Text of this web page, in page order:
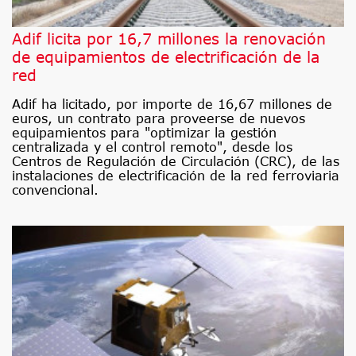
Adif licita por 16,7 millones la renovación
de equipamientos de electrificación de la
red
Adif ha licitado, por importe de 16,67 millones de
euros, un contrato para proveerse de nuevos
equipamientos para "optimizar la gestión
centralizada y el control remoto", desde los
Centros de Regulación de Circulación (CRC), de las
instalaciones de electrificación de la red ferroviaria
convencional.